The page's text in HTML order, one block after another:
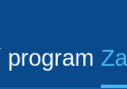
program